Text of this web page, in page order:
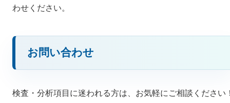
わせください。
お問い合わせ
検査・分析項目に迷われる方は、お気軽にご相談ください